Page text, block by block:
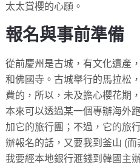
太太賞櫻的心願。
報名與事前準備
從前慶州是古城，有文化遺產
和佛國寺。古城舉行的馬拉松
費的，所以，未及擔心櫻花期
本來可以透過某一個專辦海外
加它的旅行團；不過，它的旅
辦報名的話，又要我到釜山 (
我要經本地銀行滙錢到韓國主